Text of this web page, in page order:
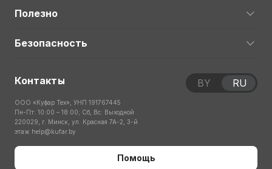
Полезно
Безопасность
Контакты
ООО «Куфар Тех», УНП 191767445
Пн-Пт: 10:00 – 18:00; Сб, Вс: Выходной
220029, г. Минск, ул. Красная 7А-2, 3-й
этаж help@kufar.by
Помощь
BY RU